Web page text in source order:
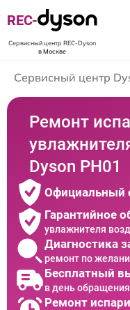
REC-
Сервисный центр REC-Dyson
в Москве
Сервисный центр
Ремонт
Dyson PH01
Официальный
Гарантийное
увлажнителя
Диагностика
ремонт по
Бесплатный
в день обращения
Ремонт